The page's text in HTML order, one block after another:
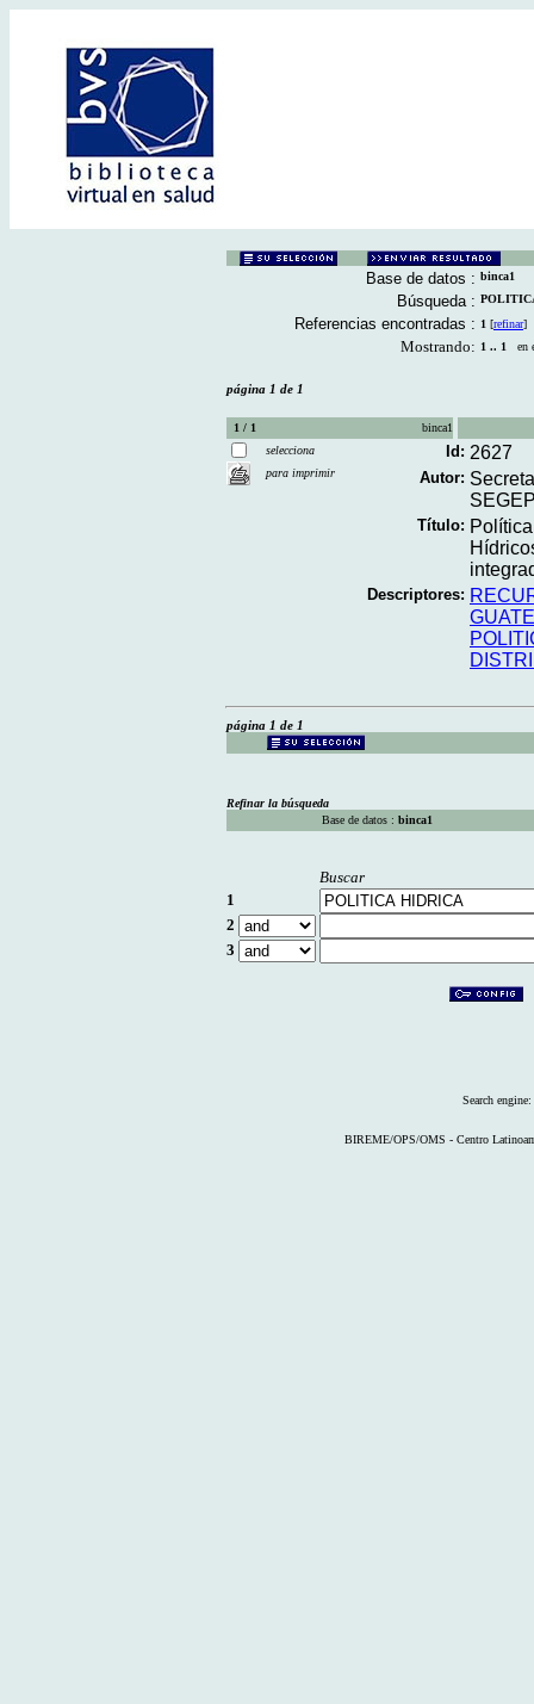
Base de datos : binca1
Búsqueda :
Referencias encontradas : 1 [refinar]
Mostrando: 1 .. 1 en
página 1 de 1
1 / 1
binca1
selecciona
para imprimir
Id: 2627
Autor:
Título:
Descriptores:
página 1 de 1
Refinar la búsqueda
Base de datos : binca1
Buscar
1
2
3
Search engine:
BIREME/OPS/OMS - Centro